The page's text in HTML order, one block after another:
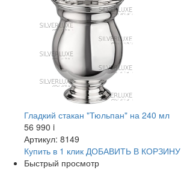
Гладкий стакан "Тюльпан" на 240 мл
56 990 i
Артикул: 8149
Купить в 1 клик ДОБАВИТЬ В КОРЗИНУ
Быстрый просмотр